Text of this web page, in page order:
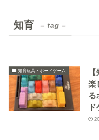
知育 – tag –
知育玩具・ボードゲーム
楽
る
ド